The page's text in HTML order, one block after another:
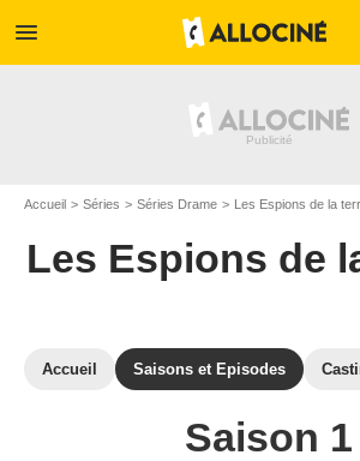
menu
Accueil Séries Séries Drame Les Espions de la
Les Espions de
Accueil Saisons et Episodes
Saison 1